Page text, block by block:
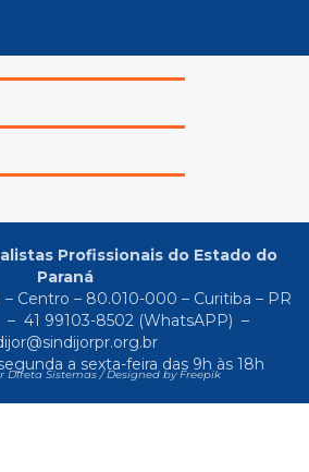
Profissionais do Estado do
Paraná
– Centro – 80.010-000 – Curitiba – PR
– 41 99103-8502(WhatsAPP) –
a sexta-feira das 9h às 18h
Direta Sistemas /Designed by Freepik